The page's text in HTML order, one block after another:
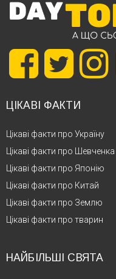
ЦІКАВІ ФАКТИ
Цікаві факти про Україну
Цікаві факти про Шевченка
Цікаві факти про Японію
Цікаві факти про Китай
Цікаві факти про Землю
Цікаві факти про тварин
НАЙБІЛЬШІ СВЯТА